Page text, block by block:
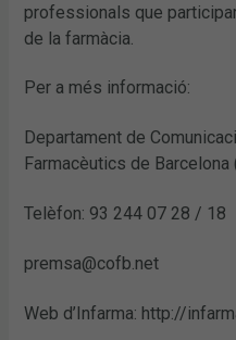
professionals que
de la farmàcia.
Per a més informació:
Departament de
Farmacèutics de Barcelona
Telèfon: 93 244 07 28 / 18
premsa@cofb.net
Web d’Infarma: http://